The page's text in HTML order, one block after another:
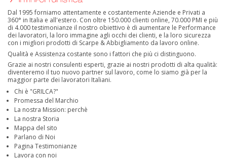
Dal 1995 forniamo attentamente e costantemente Aziende e Privati a
360° in Italia e all'estero. Con oltre 150.000 clienti online, 70.000 PMI e più
di 4.000 testimonianze il nostro obiettivo è di aumentare le Performance
dei lavoratori, la loro immagine agli occhi dei clienti, e la loro sicurezza
con i migliori prodotti di Scarpe & Abbigliamento da lavoro online.
Qualità e Assistenza costante sono i fattori che più ci distinguono.
Grazie ai nostri consulenti esperti, grazie ai nostri prodotti di alta qualità:
diventeremo il tuo nuovo partner sul lavoro, come lo siamo già per la
maggior parte dei lavoratori Italiani.
Chi è "GRILCA?"
Promessa del Marchio
La nostra Mission: perchè
La nostra Storia
Mappa del sito
Parlano di Noi
Pagina Testimonianze
Lavora con noi